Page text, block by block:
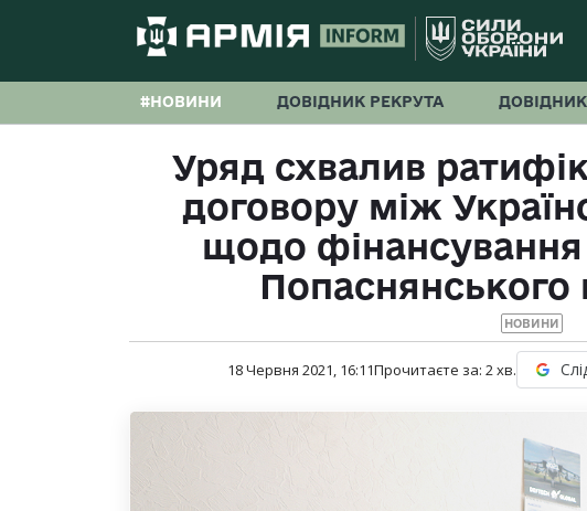
#НОВИНИ ДОВІДНИК РЕКРУТА
Уряд схвалив
договору між
щодо фінансування
Попаснянського
НОВИНИ
18 Червня 2021, 16:11Прочитаєте за: 2хв.